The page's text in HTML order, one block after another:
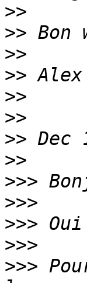
>>
>>
>>
>>
>>
>>
>> Dec
>>
>>>
>>>
>>>
>>>
>>>